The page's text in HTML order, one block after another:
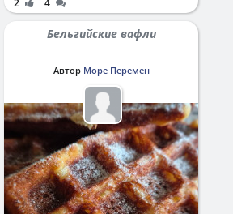
Бельгийские вафли
Автор Море Перемен